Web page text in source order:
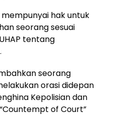
hak untuk
seorang sesuai
tentang
seorang
orasi didepan
Kepolisian dan
of Court”